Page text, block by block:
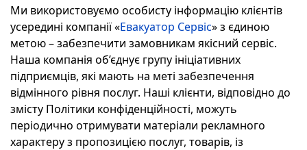
Ми використовуємо особисту інформацію клієнтів
усередині компанії «Евакуатор Сервіс» з єдиною
метою – забезпечити замовникам якісний сервіс.
Наша компанія об’єднує групу ініціативних
підприємців, які мають на меті забезпечення
відмінного рівня послуг. Наші клієнти, відповідно до
змісту Політики конфіденційності, можуть
періодично отримувати матеріали рекламного
характеру з пропозицією послуг, товарів, із